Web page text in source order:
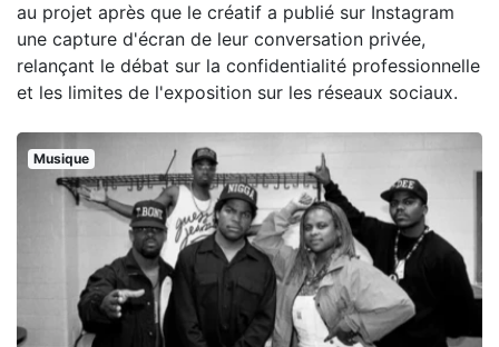
au projet après que le créatif a publié sur Instagram
une capture d'écran de leur conversation privée,
relançant le débat sur la confidentialité professionnelle
et les limites de l'exposition sur les réseaux sociaux.
Musique